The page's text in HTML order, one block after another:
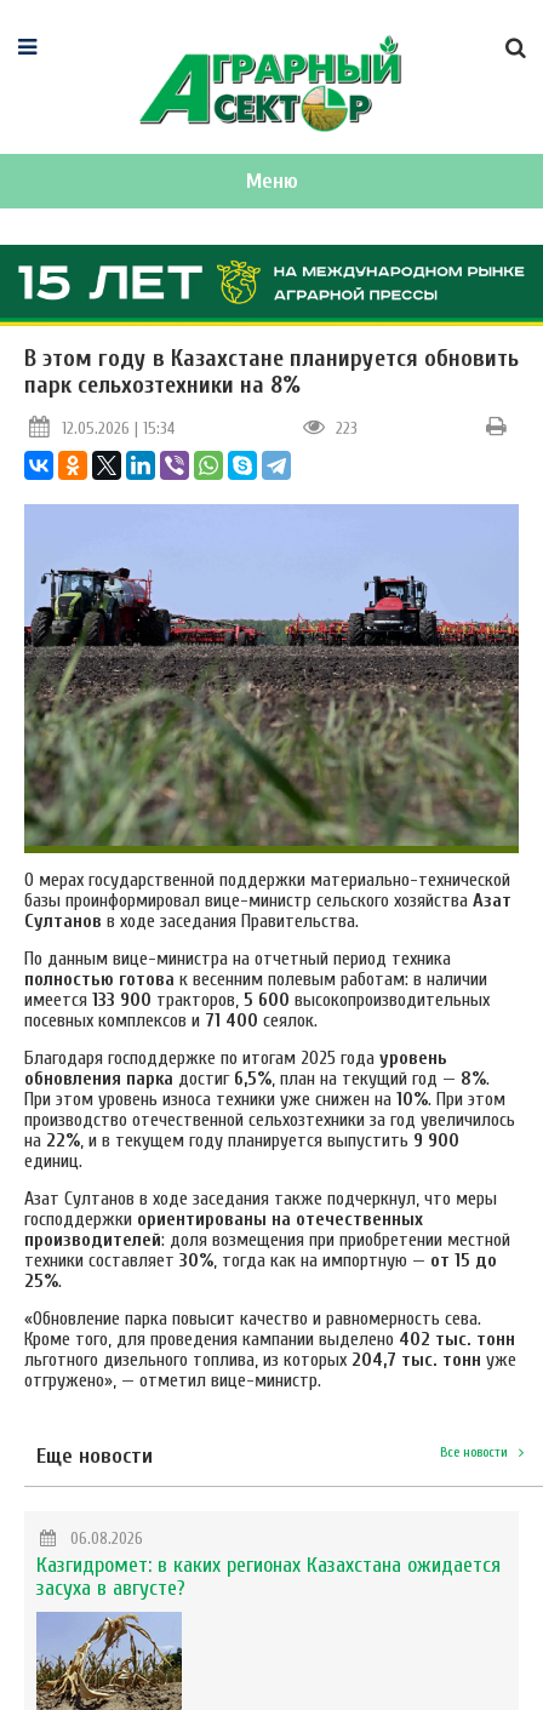
Меню
В этом году в Казахстане планируется обновить
парк сельхозтехники на 8%
12.05.2026 | 15:34 223
О мерах государственной поддержки материально-технической
базы проинформировал вице-министр сельского хозяйства Азат
Султанов в ходе заседания Правительства.
По данным вице-министра на отчетный период техника
полностью готова к весенним полевым работам: в наличии
имеется 133 900 тракторов, 5 600 высокопроизводительных
посевных комплексов и 71 400 сеялок.
Благодаря господдержке по итогам 2025 года уровень
обновления парка достиг 6,5%, план на текущий год — 8%.
При этом уровень износа техники уже снижен на 10%. При этом
производство отечественной сельхозтехники за год увеличилось
на 22%, и в текущем году планируется выпустить 9 900
единиц.
Азат Султанов в ходе заседания также подчеркнул, что меры
господдержки ориентированы на отечественных
производителей: доля возмещения при приобретении местной
техники составляет 30%, тогда как на импортную — от 15 до
25%.
«Обновление парка повысит качество и равномерность сева.
Кроме того, для проведения кампании выделено 402 тыс. тонн
льготного дизельного топлива, из которых 204,7 тыс. тонн уже
отгружено», — отметил вице-министр.
Еще новости Все новости
06.08.2026
Казгидромет: в каких регионах Казахстана ожидается
засуха в августе?